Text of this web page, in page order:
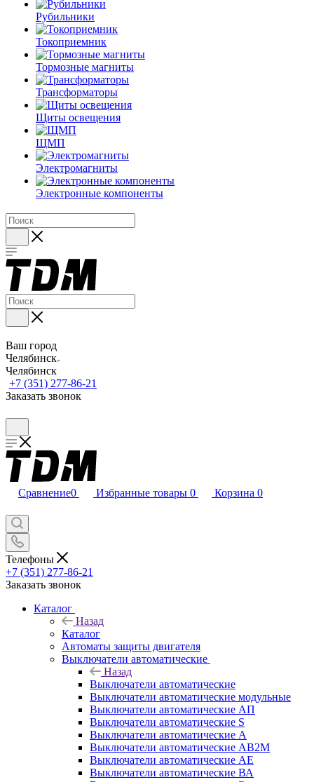
Рубильники
Токоприемник
Тормозные магниты
Трансформаторы
Щиты освещения
ЩМП
Электромагниты
Электронные компоненты
Ваш город
Челябинск
Челябинск
+7 (351) 277-86-21
Заказать звонок
Сравнение0 Избранные товары 0 Корзина 0
Телефоны
+7 (351) 277-86-21
Заказать звонок
Каталог
Назад
Каталог
Автоматы защиты двигателя
Выключатели автоматические
Назад
Выключатели автоматические
Выключатели автоматические модульные
Выключатели автоматические АП
Выключатели автоматические S
Выключатели автоматические А
Выключатели автоматические АВ2М
Выключатели автоматические АЕ
Выключатели автоматические ВА